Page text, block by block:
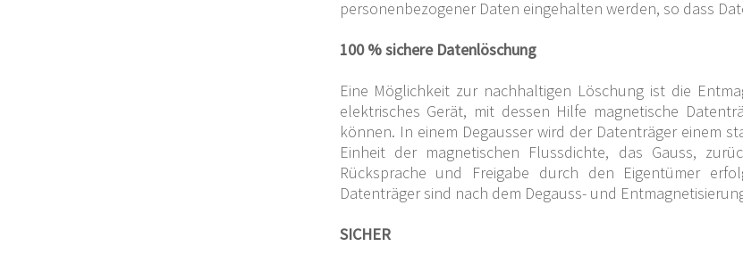
personenbezogener Daten eingehalten werden, so dass
100 % sichere Datenlöschung
Eine Möglichkeit zur nachhaltigen Löschung ist die
elektrisches Gerät, mit dessen Hilfe magnetische
können. In einem Degausser wird der Datenträger einem
Einheit der magnetischen Flussdichte, das Gauss,
Rücksprache und Freigabe durch den Eigentümer
Datenträger sind nach dem Degauss- und
SICHER